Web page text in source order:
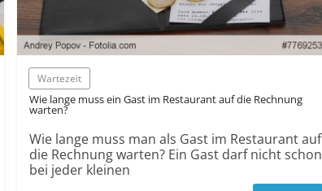
Wartezeit
Wie lange muss ein Gast im Restaurant auf die Rechnung
warten?
Wie lange muss man als Gast im Restaurant auf
die Rechnung warten? Ein Gast darf nicht schon
bei jeder kleinen